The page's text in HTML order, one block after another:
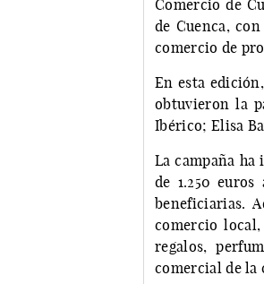
Comercio de
de Cuenca,
comercio de
En esta
obtuvieron la
Ibérico; Elisa
La campaña ha
de 1.250
beneficiarias.
comercio
regalos,
comercial de la